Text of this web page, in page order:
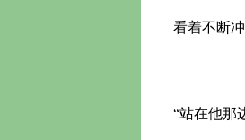
看着不断冲
“站在他那